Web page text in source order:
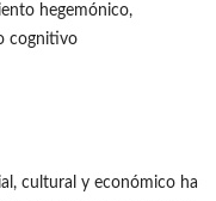
hegemónico,
cognitivo
cultural y económico ha